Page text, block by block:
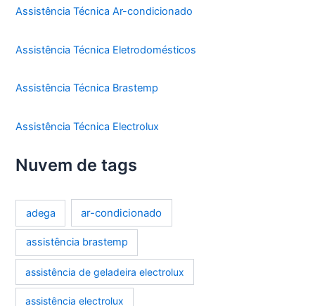
Assistência Técnica Ar-condicionado
Assistência Técnica Eletrodomésticos
Assistência Técnica Brastemp
Assistência Técnica Electrolux
Nuvem de tags
adega ar-condicionado
assistência brastemp
assistência de geladeira electrolux
assistência electrolux